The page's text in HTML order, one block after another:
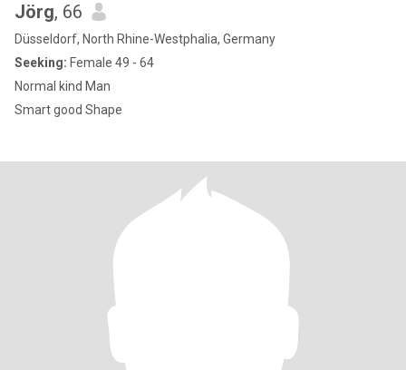
Jörg, 66
Düsseldorf, North Rhine-Westphalia, Germany
Seeking: Female 49 - 64
Normal kind Man
Smart good Shape